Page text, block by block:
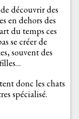
découvrir des
en dehors des
du temps ces
se créer de
souvent des
donc les chats
spécialisé.